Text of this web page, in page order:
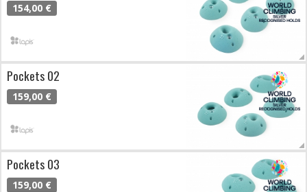
154,00 €
Pockets 02
159,00 €
Pockets 03
159,00 €